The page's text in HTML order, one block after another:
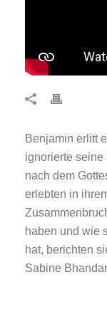
Benjamin erlitt
ignorierte
nach dem
erlebten in
haben und wie
hat, berichten
Sabine